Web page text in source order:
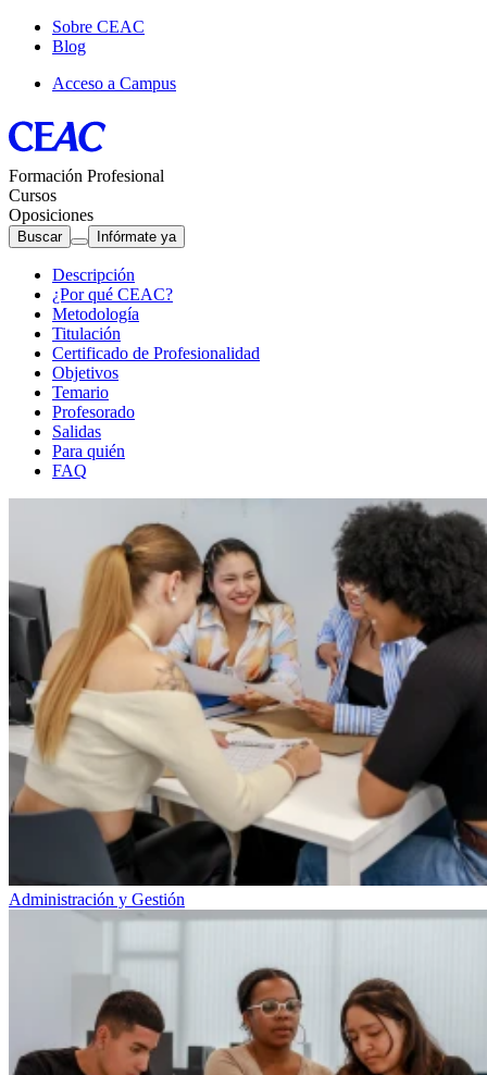
Sobre CEAC
Blog
Acceso a Campus
Formación Profesional
Cursos
Oposiciones
Buscar Infórmate ya
Descripción
¿Por qué CEAC?
Metodología
Titulación
Certificado de Profesionalidad
Objetivos
Temario
Profesorado
Salidas
Para quién
FAQ
Administración y Gestión